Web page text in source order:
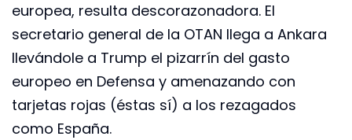
europea, resulta descorazonadora. El
secretario general de la OTAN llega a Ankara
llevándole a Trump el pizarrín del gasto
europeo en Defensa y amenazando con
tarjetas rojas (éstas sí) a los rezagados
como España.